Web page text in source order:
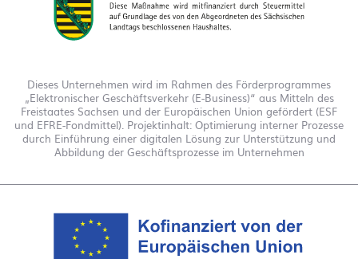
Dieses Unternehmen wird im Rahmen des Förderprogrammes
„Elektronischer Geschäftsverkehr (E-Business)“ aus Mitteln des
Freistaates Sachsen und der Europäischen Union gefördert (ESF
und EFRE-Fondmittel). Projektinhalt: Optimierung interner Prozesse
durch Einführung einer digitalen Lösung zur Unterstützung und
Abbildung der Geschäftsprozesse im Unternehmen